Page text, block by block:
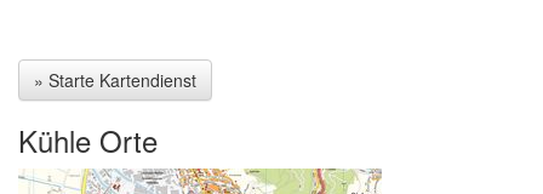
» Starte Kartendienst
Kühle Orte